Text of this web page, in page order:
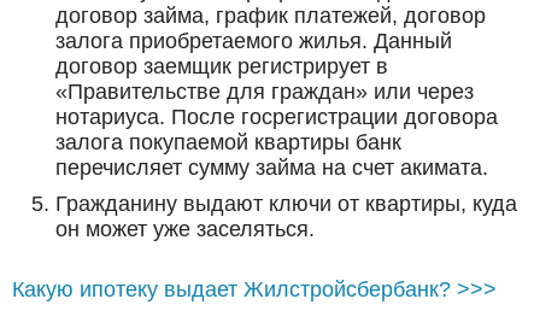
договор займа, график платежей, договор
залога приобретаемого жилья. Данный
договор заемщик регистрирует в
«Правительстве для граждан» или через
нотариуса. После госрегистрации договора
залога покупаемой квартиры банк
перечисляет сумму займа на счет акимата.
Гражданину выдают ключи от квартиры, куда
он может уже заселяться.
Какую ипотеку выдает Жилстройсбербанк? >>>